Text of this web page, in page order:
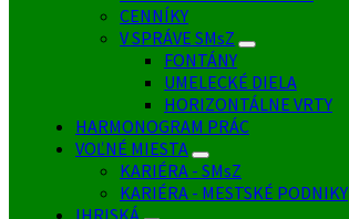
CENNÍKY
V SPRÁVE SMsZ
FONTÁNY
UMELECKÉ DIELA
HORIZONTÁLNE VRTY
HARMONOGRAM PRÁC
VOĽNÉ MIESTA
KARIÉRA - SMsZ
KARIÉRA - MESTSKÉ PODNIKY
IHRISKÁ